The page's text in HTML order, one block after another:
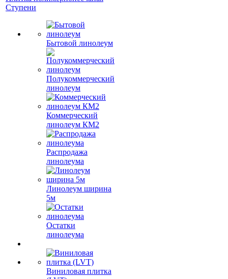
Ступени
Бытовой линолеум
Полукоммерческий
линолеум
Коммерческий
линолеум КМ2
Распродажа
линолеума
Линолеум ширина
5м
Остатки
линолеума
Виниловая плитка